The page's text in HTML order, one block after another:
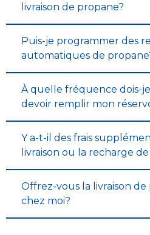
livraison de propane?
Puis-je programmer des
automatiques de
À quelle fréquence dois-
devoir remplir mon
Y a-t-il des frais
livraison ou la recharge
Offrez-vous la livraison
chez moi?